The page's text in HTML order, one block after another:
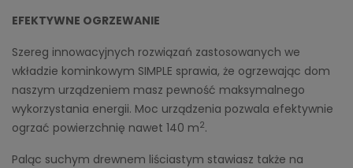
EFEKTYWNE OGRZEWANIE
Szereg innowacyjnych rozwiązań zastosowanych we
wkładzie kominkowym SIMPLE sprawia, że ogrzewając dom
naszym urządzeniem masz pewność maksymalnego
wykorzystania energii. Moc urządzenia pozwala efektywnie
ogrzać powierzchnię nawet 140 m2.
Paląc suchym drewnem liściastym stawiasz także na